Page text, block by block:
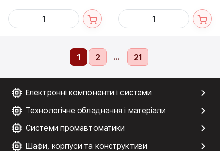
Електронні компоненти і системи
Технологічне обладнання і матеріали
Системи промавтоматики
Шафи, корпуси та конструктиви
1 2 ... 21